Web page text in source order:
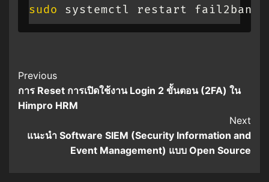
sudo systemctl restart fail2ban
Post
Navigation
Previous
การ Reset การเปิดใช้งาน Login 2 ขั้นตอน (2FA) ใน
Himpro HRM
Next
แนะนำ Software SIEM (Security Information and
Event Management) แบบ Open Source